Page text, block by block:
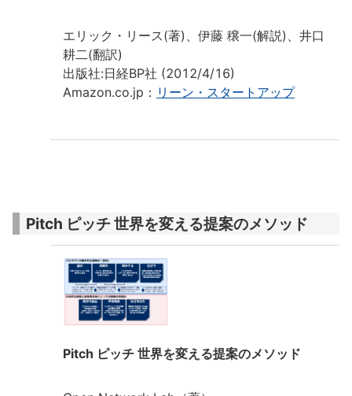
エリック・リース(著)、伊藤 穣一(解説)、井口
耕二(翻訳)
出版社:日経BP社 (2012/4/16)
Amazon.co.jp： リーン・スタートアップ
Pitch ピッチ 世界を変える提案のメソッド
Pitch ピッチ 世界を変える提案のメソッド